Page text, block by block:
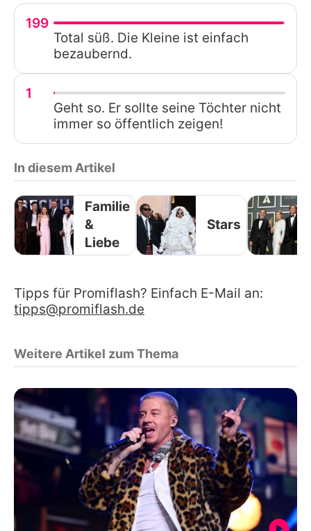
199
Total süß. Die Kleine ist einfach
bezaubernd.
1
Geht so. Er sollte seine Töchter nicht
immer so öffentlich zeigen!
In diesem Artikel
Familie
&
Liebe
Stars
Tipps für Promiflash? Einfach E-Mail an:
tipps@promiflash.de
Weitere Artikel zum Thema